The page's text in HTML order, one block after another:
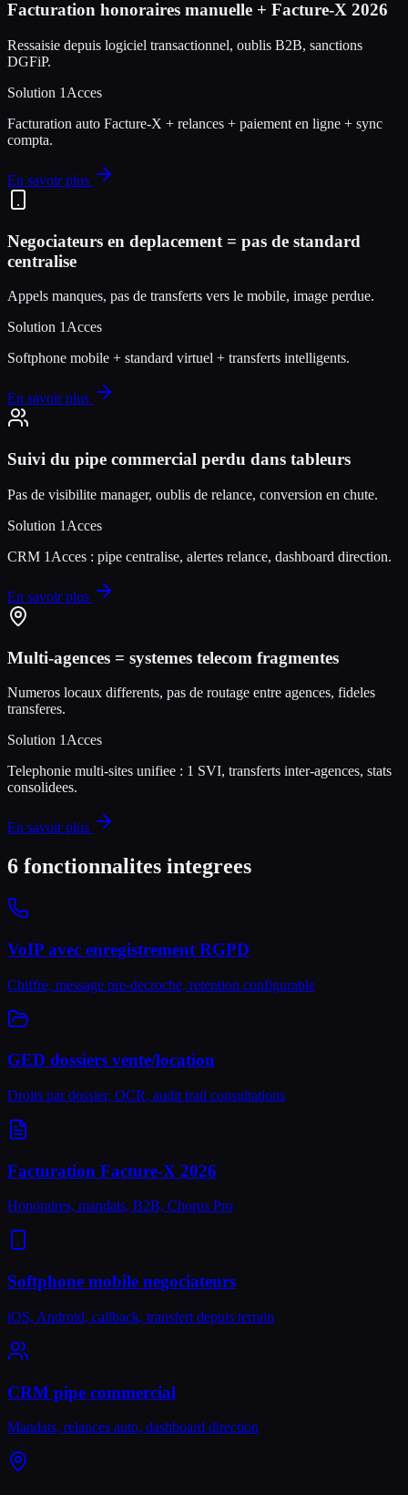
Facturation honoraires manuelle + Facture-X 2026
Ressaisie depuis logiciel transactionnel, oublis B2B, sanctions
DGFiP.
Solution 1Acces
Facturation auto Facture-X + relances + paiement en ligne + sync
compta.
En savoir plus
Negociateurs en deplacement = pas de standard
centralise
Appels manques, pas de transferts vers le mobile, image perdue.
Solution 1Acces
Softphone mobile + standard virtuel + transferts intelligents.
En savoir plus
Suivi du pipe commercial perdu dans tableurs
Pas de visibilite manager, oublis de relance, conversion en chute.
Solution 1Acces
CRM 1Acces : pipe centralise, alertes relance, dashboard direction.
En savoir plus
Multi-agences = systemes telecom fragmentes
Numeros locaux differents, pas de routage entre agences, fideles
transferes.
Solution 1Acces
Telephonie multi-sites unifiee : 1 SVI, transferts inter-agences, stats
consolidees.
En savoir plus
6 fonctionnalites integrees
VoIP avec enregistrement RGPD
Chiffre, message pre-decroche, retention configurable
GED dossiers vente/location
Droits par dossier, OCR, audit trail consultations
Facturation Facture-X 2026
Honoraires, mandats, B2B, Chorus Pro
Softphone mobile negociateurs
iOS, Android, callback, transfert depuis terrain
CRM pipe commercial
Mandats, relances auto, dashboard direction